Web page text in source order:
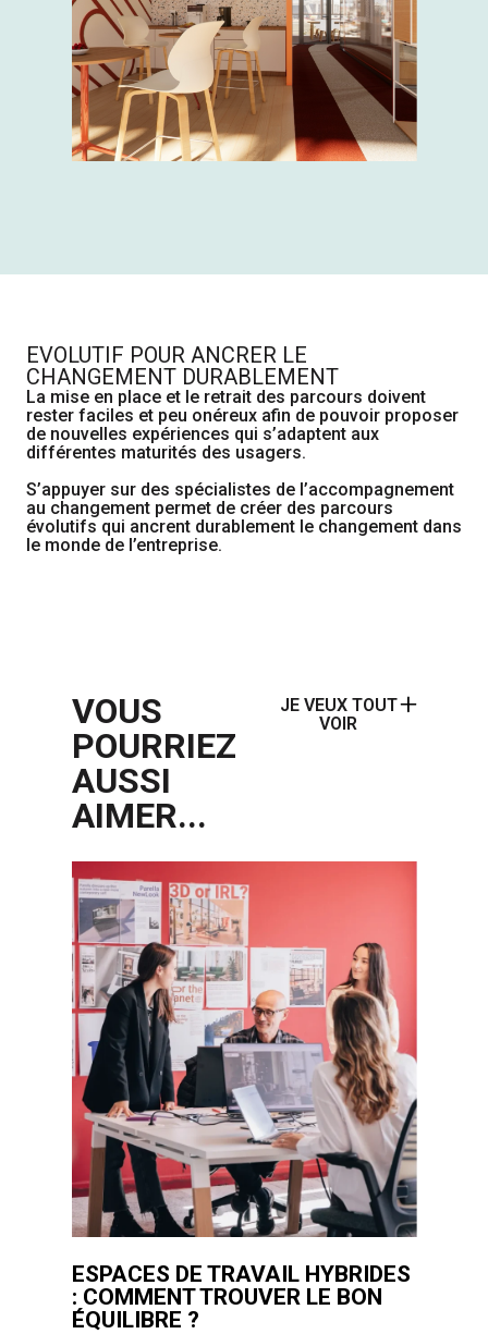
EVOLUTIF POUR ANCRER LE
CHANGEMENT DURABLEMENT
La mise en place et le retrait des parcours doivent
rester faciles et peu onéreux afin de pouvoir proposer
de nouvelles expériences qui s’adaptent aux
différentes maturités des usagers.
S’appuyer sur des spécialistes de l’accompagnement
au changement permet de créer des parcours
évolutifs qui ancrent durablement le changement dans
le monde de l’entreprise.
VOUS
POURRIEZ
AUSSI
AIMER...
JE VEUX TOUT
VOIR
ESPACES DE TRAVAIL HYBRIDES
: COMMENT TROUVER LE BON
ÉQUILIBRE ?